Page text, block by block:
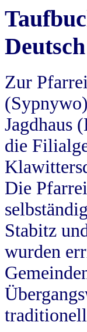
Zur
Jagdhaus
die
Die
Stabitz
wurden